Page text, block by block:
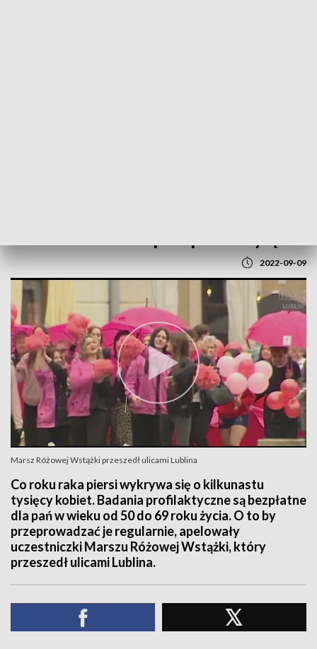
2022-09-09
Marsz Różowej Wstążki przeszedł ulicami Lublina
Co roku raka piersi wykrywa się o kilkunastu
tysięcy kobiet. Badania profilaktyczne są bezpłatne
dla pań w wieku od 50 do 69 roku życia. O to by
przeprowadzać je regularnie, apelowały
uczestniczki Marszu Różowej Wstążki, który
przeszedł ulicami Lublina.